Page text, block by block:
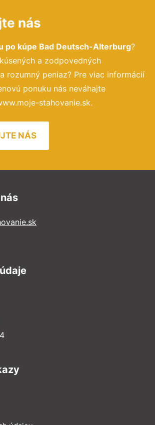
nás
po kúpe Bad Deutsch-Alterburg?
a zodpovedných
rozumný peniaz? Pre viac informácií
ponuku nás neváhajte
stahovanie.sk.
NÁS